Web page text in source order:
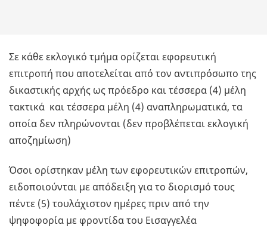
Σε κάθε εκλογικό τμήμα ορίζεται εφορευτική
επιτροπή που αποτελείται από τον αντιπρόσωπο της
δικαστικής αρχής ως πρόεδρο και τέσσερα (4) μέλη
τακτικά και τέσσερα μέλη (4) αναπληρωματικά, τα
οποία δεν πληρώνονται (δεν προβλέπεται εκλογική
αποζημίωση)
Όσοι ορίστηκαν μέλη των εφορευτικών επιτροπών,
ειδοποιούνται με απόδειξη για το διορισμό τους
πέντε (5) τουλάχιστον ημέρες πριν από την
ψηφοφορία με φροντίδα του Εισαγγελέα